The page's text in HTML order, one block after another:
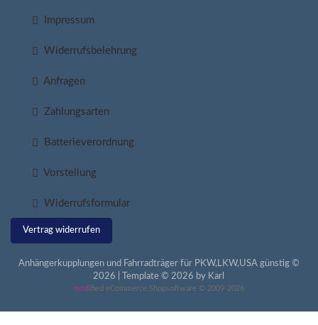
Impressum
Widerrufsbelehrung
Anfragen
Zahlungsarten
Batterieverordnung
Vorstellung
Widerrufsformular
Vertrag widerrufen
Anhängerkupplungen und Fahrradträger für PKW,LKW,USA günstig ©
2026 | Template © 2026 by Karl
mod ified eCommerce Shopsoftware © 2009-2026